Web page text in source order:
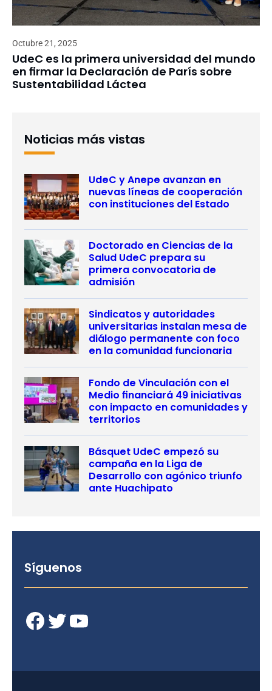
Octubre 21, 2025
UdeC es la primera universidad del mundo
en firmar la Declaración de París sobre
Sustentabilidad Láctea
Noticias más vistas
UdeC y Anepe avanzan en
nuevas líneas de cooperación
con instituciones del Estado
Doctorado en Ciencias de la
Salud UdeC prepara su
primera convocatoria de
admisión
Sindicatos y autoridades
universitarias instalan mesa de
diálogo permanente con foco
en la comunidad funcionaria
Fondo de Vinculación con el
Medio financiará 49 iniciativas
con impacto en comunidades y
territorios
Básquet UdeC empezó su
campaña en la Liga de
Desarrollo con agónico triunfo
ante Huachipato
Síguenos
Facebook Twitter YouTube